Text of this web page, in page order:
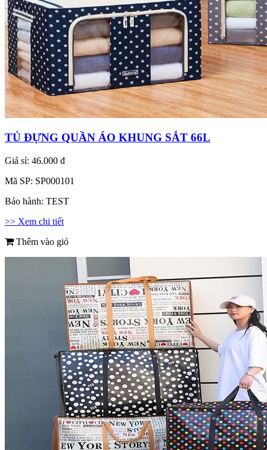
TỦ ĐỰNG QUẦN ÁO KHUNG SẮT 66L
Giá sỉ: 46.000 đ
Mã SP: SP000101
Bảo hành: TEST
>> Xem chi tiết
Thêm vào giỏ